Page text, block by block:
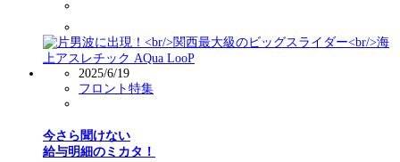
2025/6/19
フロント特集
今さら聞けない
給与明細のミカタ！